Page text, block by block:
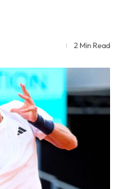
2 Min Read